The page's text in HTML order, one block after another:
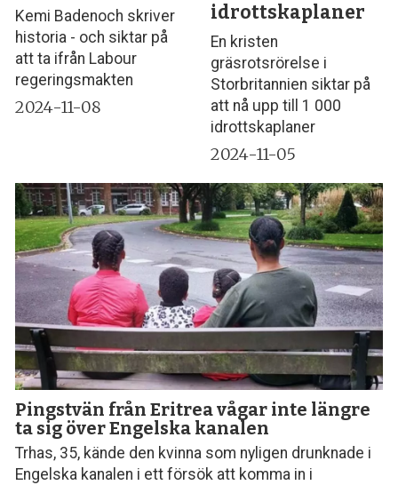
Kemi Badenoch skriver
historia - och siktar på
att ta ifrån Labour
regeringsmakten
2024-11-08
idrottskaplaner
En kristen
gräsrotsrörelse i
Storbritannien siktar på
att nå upp till 1 000
idrottskaplaner
2024-11-05
Pingstvän från Eritrea vågar inte längre
ta sig över Engelska kanalen
Trhas, 35, kände den kvinna som nyligen drunknade i
Engelska kanalen i ett försök att komma in i